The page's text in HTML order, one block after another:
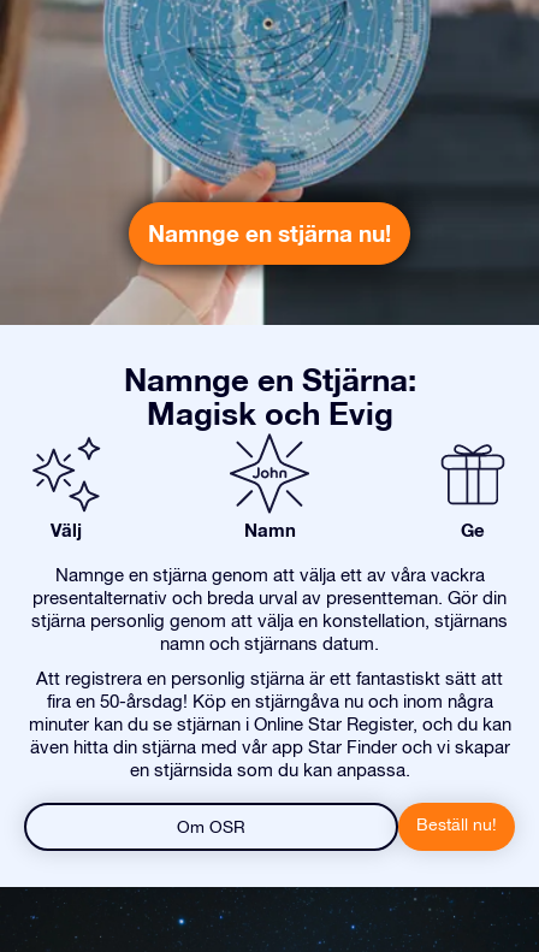
Namnge en stjärna nu!
Namnge en Stjärna:
Magisk och Evig
Välj Namn Ge
Namnge en stjärna genom att välja ett av våra vackra
presentalternativ och breda urval av presentteman. Gör din
stjärna personlig genom att välja en konstellation, stjärnans
namn och stjärnans datum.
Att registrera en personlig stjärna är ett fantastiskt sätt att
fira en 50-årsdag! Köp en stjärngåva nu och inom några
minuter kan du se stjärnan i Online Star Register, och du kan
även hitta din stjärna med vår app Star Finder och vi skapar
en stjärnsida som du kan anpassa.
Om OSR Beställ nu!